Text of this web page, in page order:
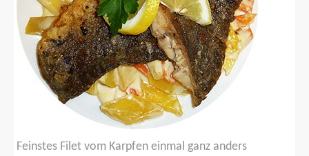
Feinstes Filet vom Karpfen einmal ganz anders